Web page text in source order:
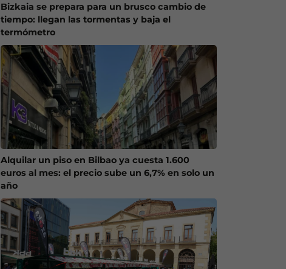
Bizkaia se prepara para un brusco cambio de
tiempo: llegan las tormentas y baja el
termómetro
Alquilar un piso en Bilbao ya cuesta 1.600
euros al mes: el precio sube un 6,7% en solo un
año